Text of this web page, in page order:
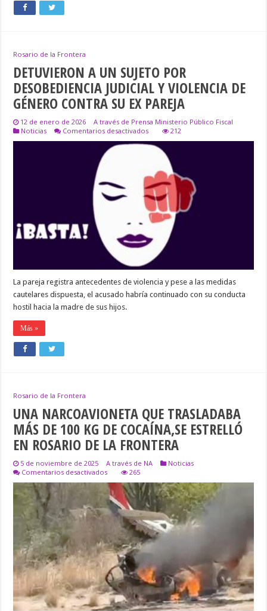
Rosario de la Frontera
DETUVIERON A UN SUJETO POR
DESOBEDIENCIA JUDICIAL Y VIOLENCIA DE
GÉNERO CONTRA SU EX PAREJA
12 de enero de 2026
A través de Prensa Ministerio Público Fiscal
Noticias
Comentarios desactivadosen
DETUVIERON
A
SUJETO
POR
DESOBEDIENCIA
JUDICIAL
Y
VIOLENCIA
DE
GÉNERO
CONTRA
SU
EX
PAREJA
212
La pareja registra antecedentes de violencia y pese a las medidas
cautelares dispuesta, el acusado habría continuado con su conducta
hostil hacia la madre de sus hijos.
Más »
Rosario de la Frontera
UNA NARCOAVIONETA QUE TRASLADABA
MÁS DE 100 KG DE COCAÍNA,SE ESTRELLÓ
EN ROSARIO DE LA FRONTERA
5 de noviembre de 2025 A través de NA
Noticias
Comentarios desactivadosen
NARCOAVIONETA
QUE
TRASLADABA
MÁS
KG
DE
COCAÍNA,SE
ESTRELLÓ
EN
ROSARIO
DE
LA
265